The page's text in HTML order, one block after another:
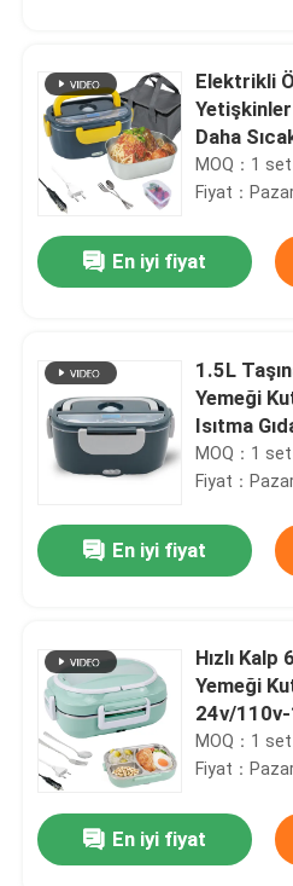
Evde
Ürünler
Hakkımızda
Elektrikli
Daha
Kutusu
MOQ：1 set
Fiyat：
En iyi fiyat
1.5L
Yemeği
Isıtma
MOQ：1 set
Fiyat：
En iyi fiyat
Hızlı
Yemeği
24v/110v-
Isıtıcısı
MOQ：1 set
Fiyat：
En iyi fiyat